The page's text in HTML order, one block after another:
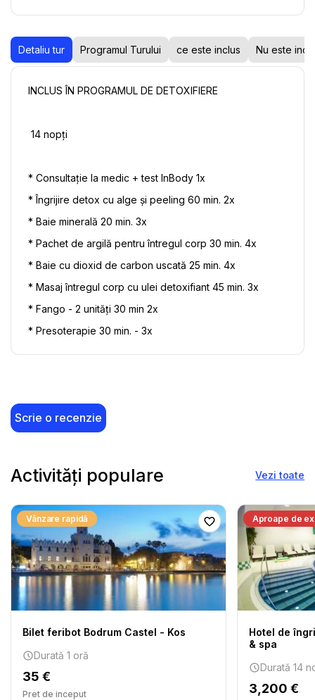
Detaliu tur Programul Turului ce este inclus Nu este
INCLUS ÎN PROGRAMUL DE DETOXIFIERE
14 nopți
* Consultație la medic + test InBody 1x
* Îngrijire detox cu alge și peeling 60 min. 2x
* Baie minerală 20 min. 3x
* Pachet de argilă pentru întregul corp 30 min. 4x
* Baie cu dioxid de carbon uscată 25 min. 4x
* Masaj întregul corp cu ulei detoxifiant 45 min. 3x
* Fango - 2 unități 30 min 2x
* Presoterapie 30 min. - 3x
Scrie o recenzie
Activități populare Vezi toate
Vânzare rapidă
Bilet feribot Bodrum Castel - Kos
Durată 1 oră
35 €
Pret de inceput
Aproape de
Hotel de
& spa
Durată 14
3,200 €